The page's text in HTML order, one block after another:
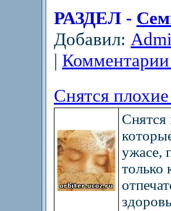
РАЗДЕЛ -
Добавил:
|
Снятся
ужасе,
только